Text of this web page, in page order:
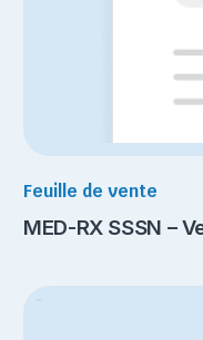
Feuille de vente
MED-RX SSSN –